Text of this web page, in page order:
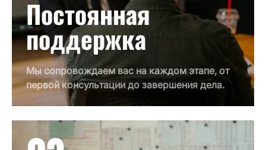
Постоянная
поддержка
Мы сопровождаем вас на каждом этапе, от
первой консультации до завершения дела.